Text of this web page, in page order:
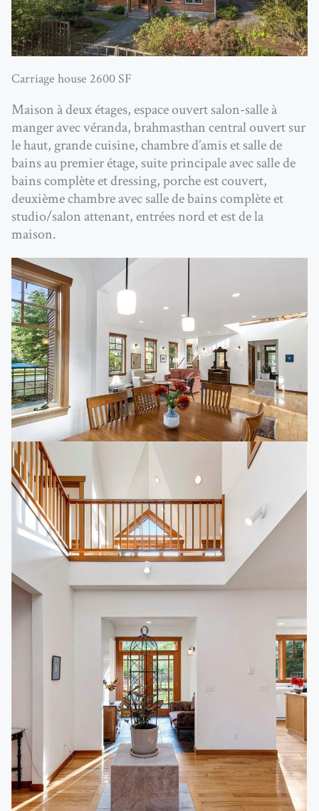
Carriage house 2600 SF
Maison à deux étages, espace ouvert salon-salle à
manger avec véranda, brahmasthan central ouvert sur
le haut, grande cuisine, chambre d’amis et salle de
bains au premier étage, suite principale avec salle de
bains complète et dressing, porche est couvert,
deuxième chambre avec salle de bains complète et
studio/salon attenant, entrées nord et est de la
maison.